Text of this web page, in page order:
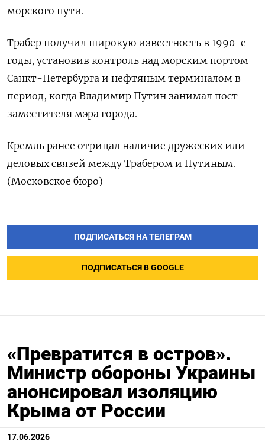
морского пути.
Трабер получил широкую известность в 1990-е
годы, ‌установив контроль над морским портом
Санкт-Петербурга и нефтяным терминалом ‌в
период, когда Владимир Путин занимал пост
заместителя мэра города.
Кремль ​ранее отрицал наличие дружеских или
деловых ‌связей между Трабером и Путиным.
(Московское бюро)
ПОДПИСАТЬСЯ НА ТЕЛЕГРАМ
ПОДПИСАТЬСЯ В GOOGLE
«Превратится в остров».
Министр обороны Украины
анонсировал изоляцию
Крыма от России
17.06.2026